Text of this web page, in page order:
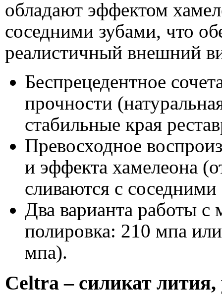
обладают эффектом
соседними зубами, что
реалистичный внешний
Беспрецедентное
прочности
стабильные края
Превосходное
и эффекта хамелеона
сливаются с
Два варианта работы с
полировка: 210 мпа
мпа).
Celtra – силикат